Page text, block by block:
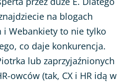
na blogach
i Webankiety to nie tylko
co daje konkurencja.
lub zaprzyjaźnionych
owców (tak, CX i HR idą w